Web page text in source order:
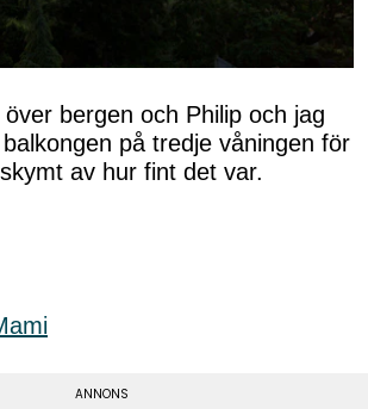
bergen och Philip och jag
på tredje våningen för
av hur fint det var.